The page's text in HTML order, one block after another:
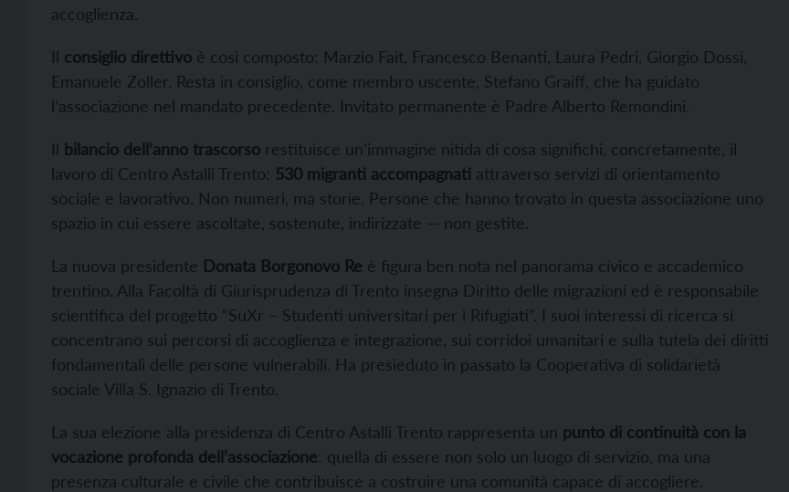
accoglienza.
Il consiglio direttivo è così composto: Marzio Fait, Francesco Benanti, Laura Pedri, Giorgio Dossi,
Emanuele Zoller. Resta in consiglio, come membro uscente, Stefano Graiff, che ha guidato
l’associazione nel mandato precedente. Invitato permanente è Padre Alberto Remondini.
Il bilancio dell’anno trascorso restituisce un’immagine nitida di cosa significhi, concretamente, il
lavoro di Centro Astalli Trento: 530 migranti accompagnati attraverso servizi di orientamento
sociale e lavorativo. Non numeri, ma storie. Persone che hanno trovato in questa associazione uno
spazio in cui essere ascoltate, sostenute, indirizzate — non gestite.
La nuova presidente Donata Borgonovo Re è figura ben nota nel panorama civico e accademico
trentino. Alla Facoltà di Giurisprudenza di Trento insegna Diritto delle migrazioni ed è responsabile
scientifica del progetto “SuXr – Studenti universitari per i Rifugiati”. I suoi interessi di ricerca si
concentrano sui percorsi di accoglienza e integrazione, sui corridoi umanitari e sulla tutela dei diritti
fondamentali delle persone vulnerabili. Ha presieduto in passato la Cooperativa di solidarietà
sociale Villa S. Ignazio di Trento.
La sua elezione alla presidenza di Centro Astalli Trento rappresenta un punto di continuità con la
vocazione profonda dell’associazione: quella di essere non solo un luogo di servizio, ma una
presenza culturale e civile che contribuisce a costruire una comunità capace di accogliere.